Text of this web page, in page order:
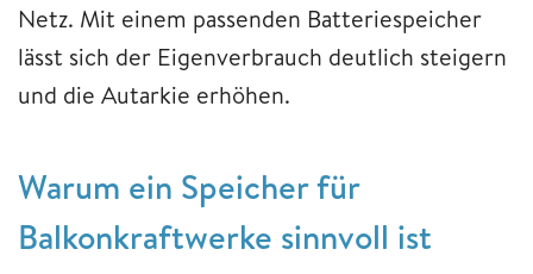
Netz. Mit einem passenden Batteriespeicher
lässt sich der Eigenverbrauch deutlich steigern
und die Autarkie erhöhen.
Warum ein Speicher für
Balkonkraftwerke sinnvoll ist